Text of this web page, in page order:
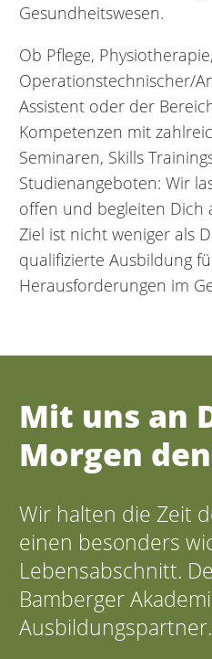
Gesundheitswesen.
Ob Pflege, Physiotherapie,
Operationstechnischer/
Assistent oder der
Kompetenzen mit
Seminaren, Skills
Studienangeboten: Wir
offen und begleiten Dich
Ziel ist nicht weniger als
qualifizierte Ausbildung
Herausforderungen im
Mit uns an
Morgen
Wir halten die Zeit
einen besonders
Lebensabschnitt.
Bamberger
Ausbildungspartner.